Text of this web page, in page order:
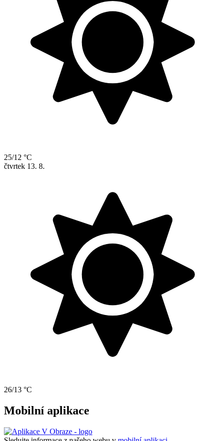
25/12 °C
čtvrtek 13. 8.
26/13 °C
Mobilní aplikace